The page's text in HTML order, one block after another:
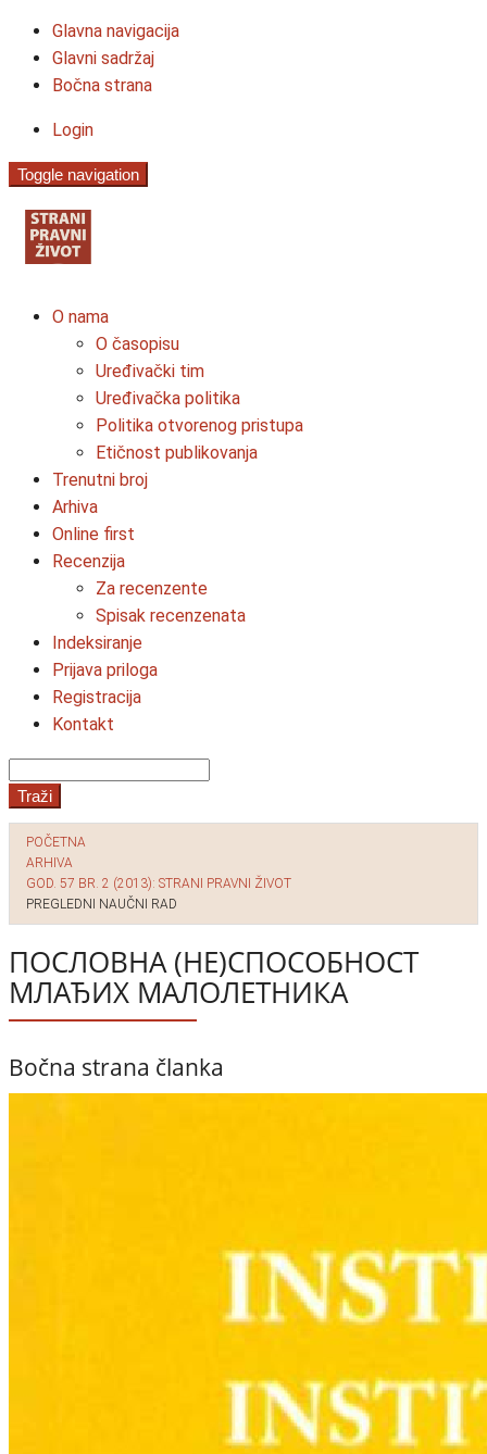
Glavna navigacija
Glavni sadržaj
Bočna strana
Login
Toggle navigation
O nama
O časopisu
Uređivački tim
Uređivačka politika
Politika otvorenog pristupa
Etičnost publikovanja
Trenutni broj
Arhiva
Online first
Recenzija
Za recenzente
Spisak recenzenata
Indeksiranje
Prijava priloga
Registracija
Kontakt
Traži
POČETNA
ARHIVA
GOD. 57 BR. 2 (2013): STRANI PRAVNI ŽIVOT
PREGLEDNI NAUČNI RAD
ПОСЛОВНА (НЕ)СПОСОБНОСТ
МЛАЂИХ МАЛОЛЕТНИКА
Bočna strana članka